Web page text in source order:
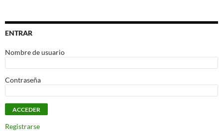
ENTRAR
Nombre de usuario
Contraseña
Registrarse